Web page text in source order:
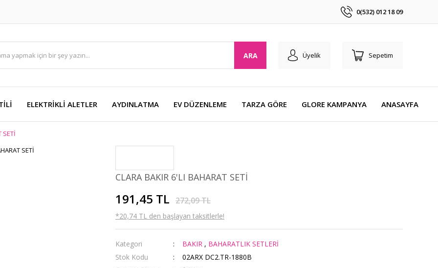
0(532) 012 18 09
ARA Üyelik Sepetim
ELEKTRİKLİ ALETLER AYDINLATMA EV DÜZENLEME TARZA GÖRE GLORE KAMPANYA ANASAYFA
SETİ
CLARA BAKIR 6'LI BAHARAT SETİ
191,45 TL 272,09 TL
*20,74 TL den başlayan taksitlerle!
Kategori BAKIR , BAHARATLIK SETLERİ
Stok Kodu
02ARX DC2.TR-1880B